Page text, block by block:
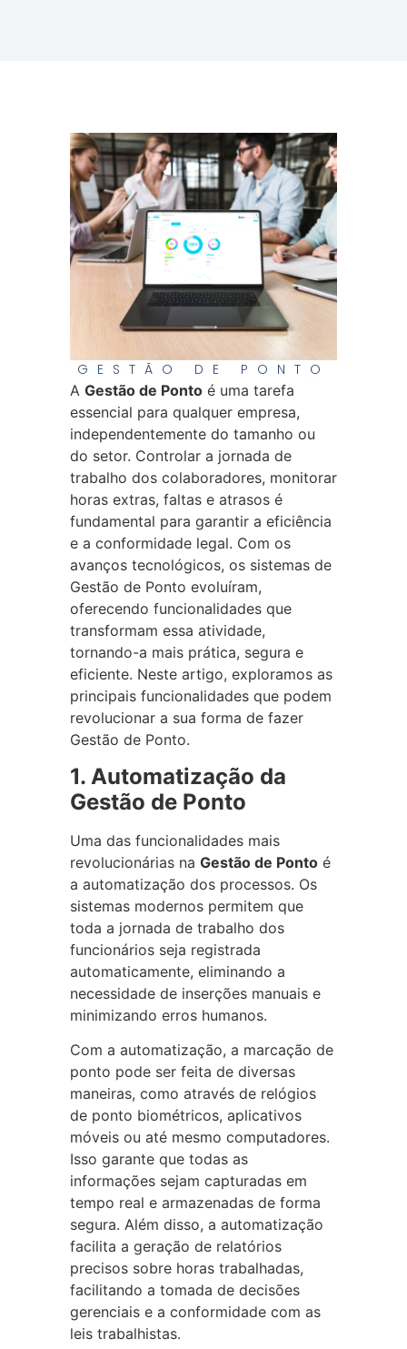
GESTÃO DE PONTO
A Gestão de Pontoé uma tarefa
essencial para qualquer empresa,
independentemente do tamanho ou
do setor. Controlar a jornada de
trabalho dos colaboradores, monitorar
horas extras, faltas e atrasos é
fundamental para garantir a eficiência
e a conformidade legal. Com os
avanços tecnológicos, os sistemas de
Gestão de Ponto evoluíram,
oferecendo funcionalidades que
transformam essa atividade,
tornando-a mais prática, segura e
eficiente. Neste artigo, exploramos as
principais funcionalidades que podem
revolucionar a sua forma de fazer
Gestão de Ponto.
1. Automatização da
Gestão de Ponto
Uma das funcionalidades mais
revolucionárias na Gestão de Pontoé
a automatização dos processos. Os
sistemas modernos permitem que
toda a jornada de trabalho dos
funcionários seja registrada
automaticamente, eliminando a
necessidade de inserções manuais e
minimizando erros humanos.
Com a automatização, a marcação de
ponto pode ser feita de diversas
maneiras, como através de relógios
de ponto biométricos, aplicativos
móveis ou até mesmo computadores.
Isso garante que todas as
informações sejam capturadas em
tempo real e armazenadas de forma
segura. Além disso, a automatização
facilita a geração de relatórios
precisos sobre horas trabalhadas,
facilitando a tomada de decisões
gerenciais e a conformidade com as
leis trabalhistas.